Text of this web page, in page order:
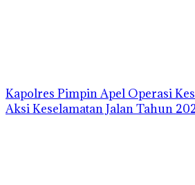
Kapolres Pimpin Apel Operasi
Aksi Keselamatan Jalan Tahun